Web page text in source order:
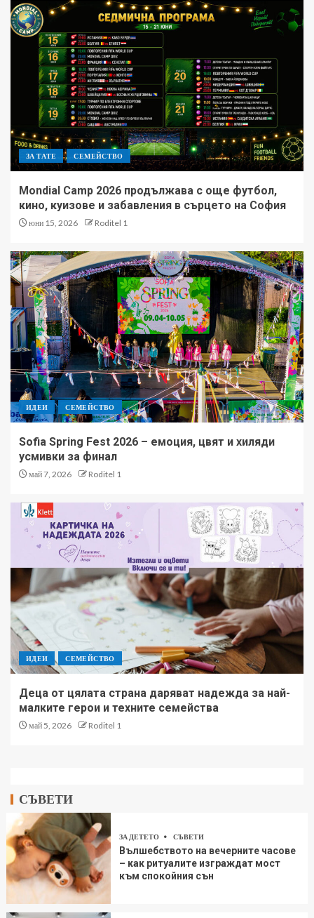
ЗА ТАТЕ СЕМЕЙСТВО
Mondial Camp 2026 продължава с още футбол,
кино, куизове и забавления в сърцето на София
юни 15, 2026 Roditel 1
ИДЕИ СЕМЕЙСТВО
Sofia Spring Fest 2026 – емоция, цвят и хиляди
усмивки за финал
май 7, 2026 Roditel 1
ИДЕИ СЕМЕЙСТВО
Деца от цялата страна даряват надежда за най-
малките герои и техните семейства
май 5, 2026 Roditel 1
СЪВЕТИ
ЗА ДЕТЕТО СЪВЕТИ
Вълшебството на вечерните часове
– как ритуалите изграждат мост
към спокойния сън